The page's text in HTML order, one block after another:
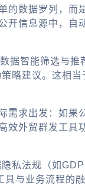
数据罗列，而
信息源中，
据智能筛选与
略建议。这相
需求出发：如
效外贸群发工具
私法规（如
与业务流程